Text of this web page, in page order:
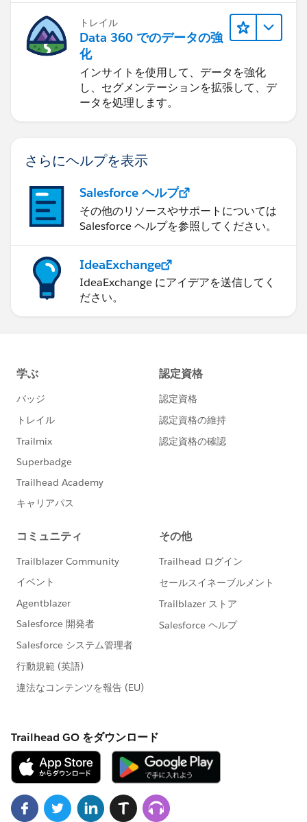
トレイル
Data 360 でのデータの強
化
インサイトを使用して、データを強化
し、セグメンテーションを拡張して、デ
ータを処理します。
さらにヘルプを表示
Salesforce ヘルプ
その他のリソースやサポートについては
Salesforce ヘルプを参照してください。
IdeaExchange
IdeaExchange にアイデアを送信してく
ださい。